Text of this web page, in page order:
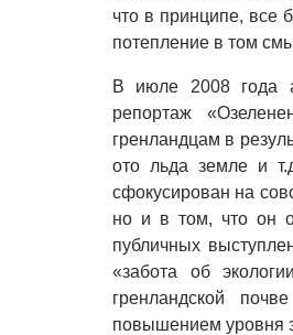
что в принципе, все
потепление в том
В июле 2008 года
репортаж
гренландцам в
ото льда земле и
сфокусирован на
но и в том, что он
публичных
«забота об
гренландской
повышением уровня